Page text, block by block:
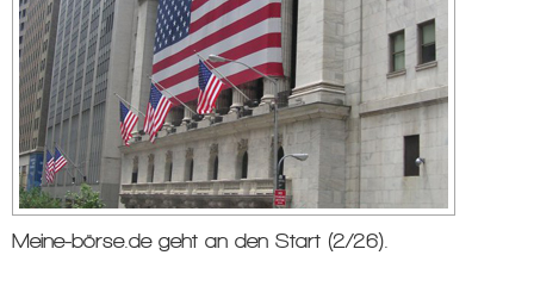
Meine-börse.de geht an den Start (2/26).